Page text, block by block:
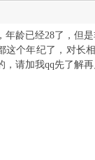
龄已经28了，但
个年纪了，对长
请加我qq先了解再